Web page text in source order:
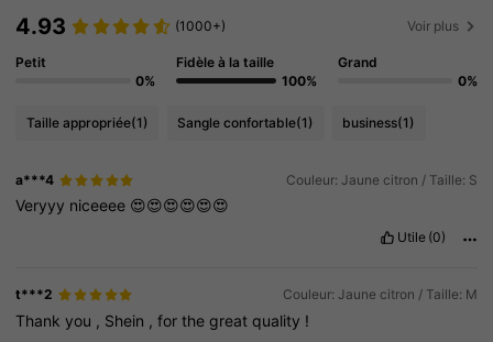
4.93 (1000+) Voir plus
Petit
0%
Fidèle à la taille
100%
Grand
0%
Taille appropriée(1) Sangle confortable(1) business(1)
a***4 Couleur: Jaune citron / Taille: S
Veryyy niceeee 😍😍😍😍😍😍
Utile (0)
t***2 Couleur: Jaune citron / Taille: M
Thankyou , Shein ,forthegreatquality !